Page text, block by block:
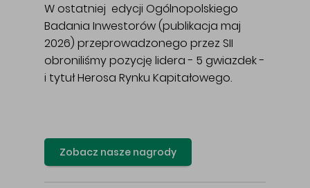
W ostatniej edycji Ogólnopolskiego
Badania Inwestorów (publikacja maj
2026) przeprowadzonego przez SII
obroniliśmy pozycję lidera - 5 gwiazdek -
i tytuł Herosa Rynku Kapitałowego.
Zobacz nasze nagrody